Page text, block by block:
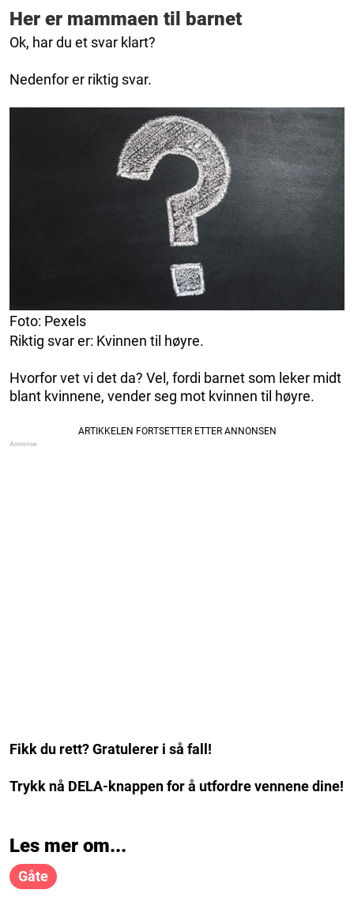
Her er mammaen til barnet
Ok, har du et svar klart?
Nedenfor er riktig svar.
Foto: Pexels
Riktig svar er: Kvinnen til høyre.
Hvorfor vet vi det da? Vel, fordi barnet som leker midt
blant kvinnene, vender seg mot kvinnen til høyre.
Fikk du rett? Gratulerer i så fall!
Trykk nå DELA-knappen for å utfordre vennene dine!
Les mer om...
Gåte